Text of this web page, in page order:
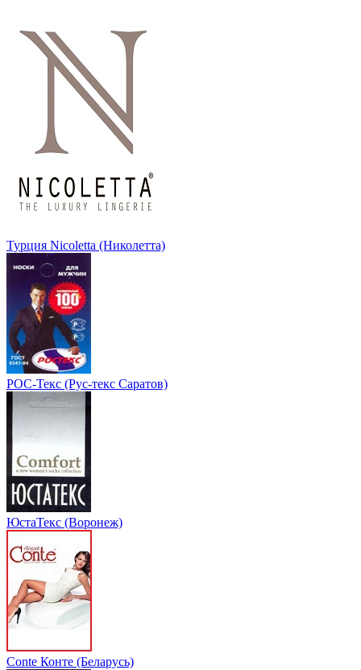
Турция Nicoletta (Николетта)
РОС-Текс (Рус-текс Саратов)
ЮстаТекс (Воронеж)
Conte Конте (Беларусь)